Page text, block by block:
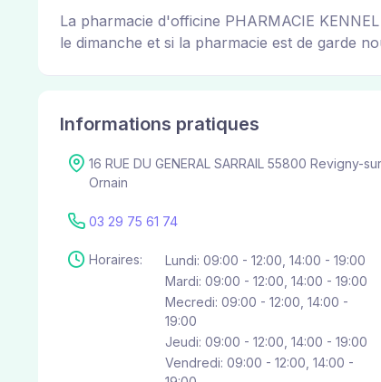
La pharmacie d'officine PHARMACIE
le dimanche et si la pharmacie est de garde
Informations pratiques
16 RUE DU GENERAL SARRAIL 55800 Revigny-
Ornain
03 29 75 61 74
Horaires:
Lundi: 09:00 - 12:00, 14:00 - 19:00
Mardi: 09:00 - 12:00, 14:00 - 19:00
Mecredi: 09:00 - 12:00, 14:00 -
19:00
Jeudi: 09:00 - 12:00, 14:00 - 19:00
Vendredi: 09:00 - 12:00, 14:00 -